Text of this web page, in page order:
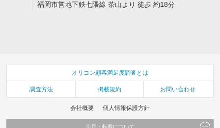
福岡市営地下鉄七隈線 茶山より 徒歩 約18分
オリコン顧客満足度調査とは
調査方法 掲載規約 お問い合わせ
会社概要 個人情報保護方針
引用・転載について